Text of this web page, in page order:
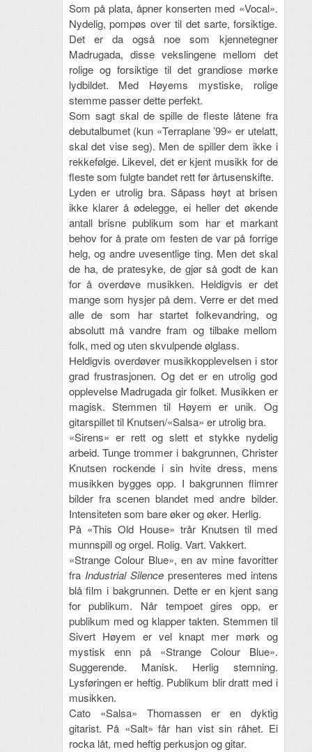
Som på plata, åpner konserten med «Vocal».
Nydelig, pompøs over til det sarte, forsiktige.
Det er da også noe som kjennetegner
Madrugada, disse vekslingene mellom det
rolige og forsiktige til det grandiose mørke
lydbildet. Med Høyems mystiske, rolige
stemme passer dette perfekt.
Som sagt skal de spille de fleste låtene fra
debutalbumet (kun «Terraplane ’99» er utelatt,
skal det vise seg). Men de spiller dem ikke i
rekkefølge. Likevel, det er kjent musikk for de
fleste som fulgte bandet rett før årtusenskifte.
Lyden er utrolig bra. Såpass høyt at brisen
ikke klarer å ødelegge, ei heller det økende
antall brisne publikum som har et markant
behov for å prate om festen de var på forrige
helg, og andre uvesentlige ting. Men det skal
de ha, de pratesyke, de gjør så godt de kan
for å overdøve musikken. Heldigvis er det
mange som hysjer på dem. Verre er det med
alle de som har startet folkevandring, og
absolutt må vandre fram og tilbake mellom
folk, med og uten skvulpende ølglass.
Heldigvis overdøver musikkopplevelsen i stor
grad frustrasjonen. Og det er en utrolig god
opplevelse Madrugada gir folket. Musikken er
magisk. Stemmen til Høyem er unik. Og
gitarspillet til Knutsen/«Salsa» er utrolig bra.
«Sirens» er rett og slett et stykke nydelig
arbeid. Tunge trommer i bakgrunnen, Christer
Knutsen rockende i sin hvite dress, mens
musikken bygges opp. I bakgrunnen flimrer
bilder fra scenen blandet med andre bilder.
Intensiteten som bare øker og øker. Herlig.
På «This Old House» trår Knutsen til med
munnspill og orgel. Rolig. Vart. Vakkert.
«Strange Colour Blue», en av mine favoritter
fra Industrial Silencepresenteres med intens
blå film i bakgrunnen. Dette er en kjent sang
for publikum. Når tempoet gires opp, er
publikum med og klapper takten. Stemmen til
Sivert Høyem er vel knapt mer mørk og
mystisk enn på «Strange Colour Blue».
Suggerende. Manisk. Herlig stemning.
Lysføringen er heftig. Publikum blir dratt med i
musikken.
Cato «Salsa» Thomassen er en dyktig
gitarist. På «Salt» får han vist sin råhet. Ei
rocka låt, med heftig perkusjon og gitar.